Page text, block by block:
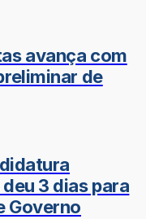
avança com
de
3 dias para
Governo